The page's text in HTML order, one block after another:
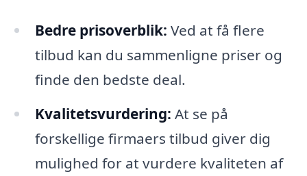
Bedre prisoverblik: Ved at få flere
tilbud kan du sammenligne priser og
finde den bedste deal.
Kvalitetsvurdering: At se på
forskellige firmaers tilbud giver dig
mulighed for at vurdere kvaliteten af